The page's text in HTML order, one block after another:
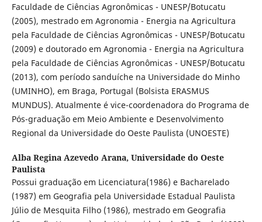
Faculdade de Ciências Agronômicas - UNESP/Botucatu
(2005), mestrado em Agronomia - Energia na Agricultura
pela Faculdade de Ciências Agronômicas - UNESP/Botucatu
(2009) e doutorado em Agronomia - Energia na Agricultura
pela Faculdade de Ciências Agronômicas - UNESP/Botucatu
(2013), com período sanduíche na Universidade do Minho
(UMINHO), em Braga, Portugal (Bolsista ERASMUS
MUNDUS). Atualmente é vice-coordenadora do Programa de
Pós-graduação em Meio Ambiente e Desenvolvimento
Regional da Universidade do Oeste Paulista (UNOESTE)
Alba Regina Azevedo Arana, Universidade do Oeste
Paulista
Possui graduação em Licenciatura(1986) e Bacharelado
(1987) em Geografia pela Universidade Estadual Paulista
Júlio de Mesquita Filho (1986), mestrado em Geografia